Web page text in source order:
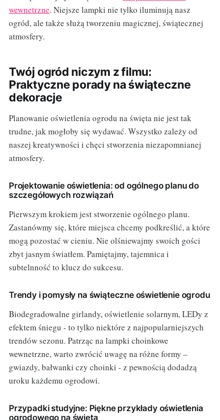
wewnetrzne. Niejsze lampki nie tylko iluminują nasz
ogród, ale także służą tworzeniu magicznej, świątecznej
atmosfery.
Twój ogród niczym z filmu:
Praktyczne porady na świąteczne
dekoracje
Planowanie oświetlenia ogrodu na święta nie jest tak
trudne, jak mogłoby się wydawać. Wszystko zależy od
naszej kreatywności i chęci stworzenia niezapomnianej
atmosfery.
Projektowanie oświetlenia: od ogólnego planu do
szczegółowych rozwiązań
Pierwszym krokiem jest stworzenie ogólnego planu.
Zastanówmy się, które miejsca chcemy podkreślić, a które
mogą pozostać w cieniu. Nie olśniewajmy swoich gości
zbyt jasnym światłem. Pamiętajmy, tajemnica i
subtelnność to klucz do sukcesu.
Trendy i pomysły na świąteczne oświetlenie ogrodu
Biodegradowalne girlandy, oświetlenie solarnym, LEDy z
efektem śniegu - to tylko niektóre z najpopularniejszych
trendów sezonu. Patrząc na lampki choinkowe
wewnetrzne, warto zwrócić uwagę na różne formy –
gwiazdy, bałwanki czy choinki - z pewnością dodadzą
uroku każdemu ogrodowi.
Przypadki studyjne: Piękne przykłady oświetlenia
ogrodowego na święta